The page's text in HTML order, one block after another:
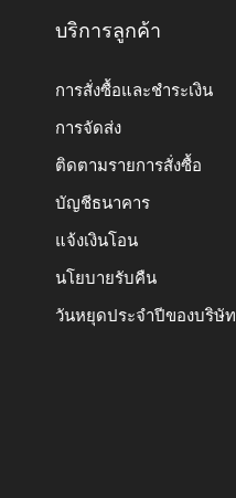
บริการลูกค้า
การสั่งซื้อและชำระเงิน
การจัดส่ง
ติดตามรายการสั่งซื้อ
บัญชีธนาคาร
แจ้งเงินโอน
นโยบายรับคืน
วันหยุดประจำปีของบริษัท